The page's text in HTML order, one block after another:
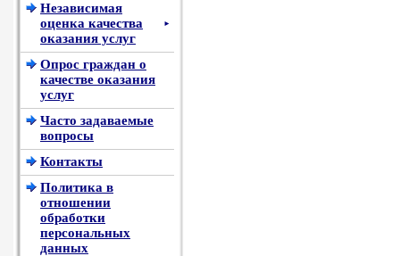
Независимая
оценка качества
оказания услуг
►
Опрос граждан о
качестве оказания
услуг
Часто задаваемые
вопросы
Контакты
Политика в
отношении
обработки
персональных
данных